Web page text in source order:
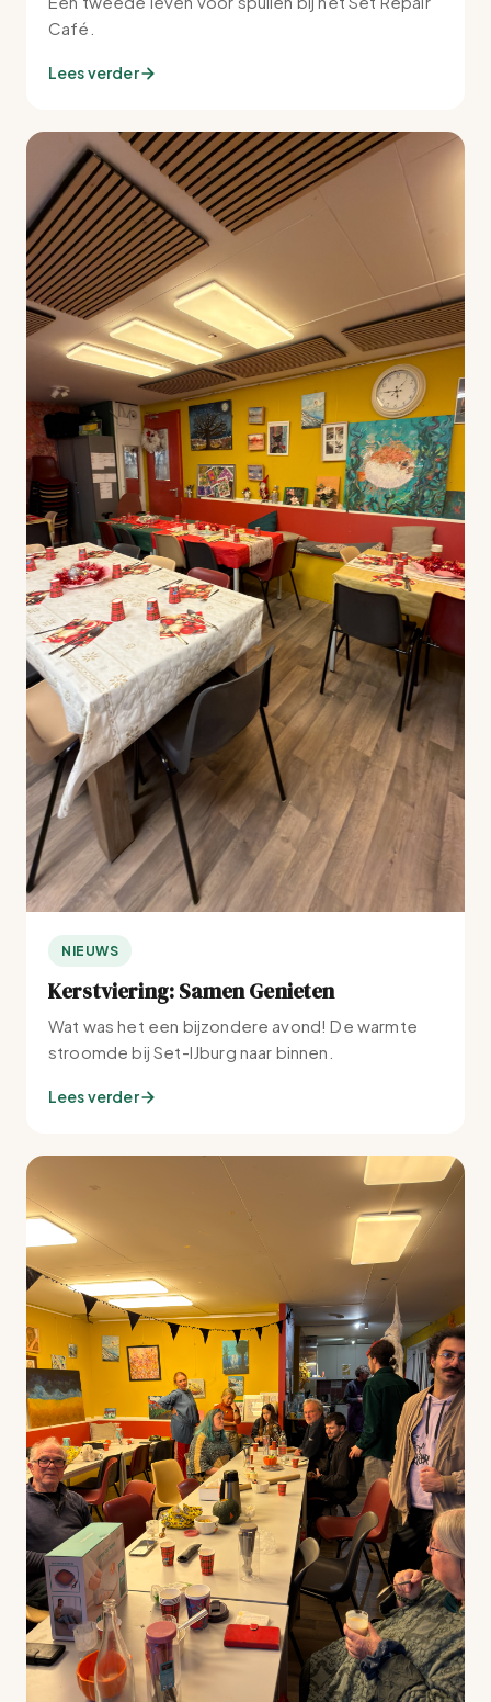
Café.
Lees verder
NIEUWS
Kerstviering: Samen Genieten
Wat was het een bijzondere avond! De warmte
stroomde bij Set-IJburg naar binnen.
Lees verder